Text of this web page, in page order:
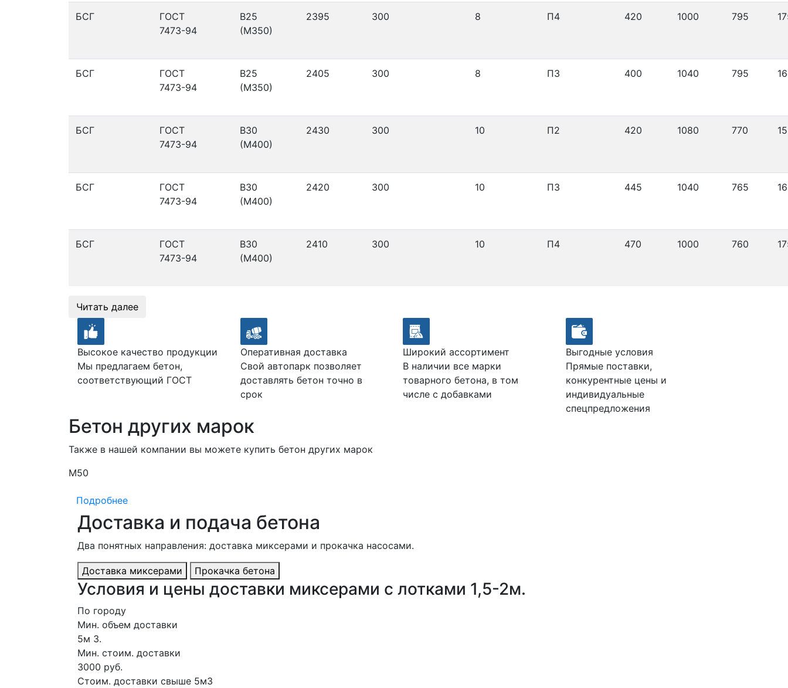
БСГ
ГОСТ
7473-94
В25
(М350)
2395 300 8 П4 420 1000 795
БСГ
ГОСТ
7473-94
В25
(М350)
2405 300 8 П3 400 1040 795
БСГ
ГОСТ
7473-94
В30
(М400)
2430 300 10 П2 420 1080 770
БСГ
ГОСТ
7473-94
В30
(М400)
2420 300 10 П3 445 1040 765
БСГ
ГОСТ
7473-94
В30
(М400)
2410 300 10 П4 470 1000 760
Читать далее
Высокое качество продукции
Мы предлагаем бетон,
соответствующий ГОСТ
Оперативная доставка
Свой автопарк позволяет
доставлять бетон точно в
срок
Широкий ассортимент
В наличии все марки
товарного бетона, в том
числе с добавками
Выгодные условия
Прямые поставки,
конкурентные цены и
индивидуальные
спецпредложения
Бетон других марок
Также в нашей компании вы можете купить бетон других марок
М50
Подробнее
Доставка и подача бетона
Два понятных направления: доставка миксерами и прокачка насосами.
Доставка миксерами Прокачка бетона
Условия и цены доставки миксерами с лотками 1,5-2м.
По городу
Мин. объем доставки
5м 3.
Мин. стоим. доставки
3000 руб.
Стоим. доставки свыше 5м3